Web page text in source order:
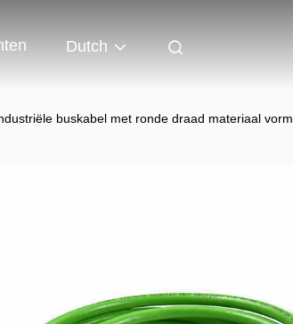
Dutch
buskabel met ronde draad materiaal vorm